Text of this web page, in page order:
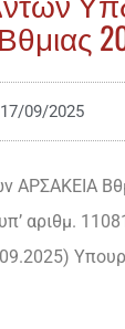
17/09/2025
ΑΡΣΑΚΕΙΑ
αριθμ.